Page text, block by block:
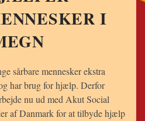
I
sårbare mennesker ekstra
har brug for hjælp. Derfor
nu ud med AkutSocial
af Danmark for at tilbyde hjælp